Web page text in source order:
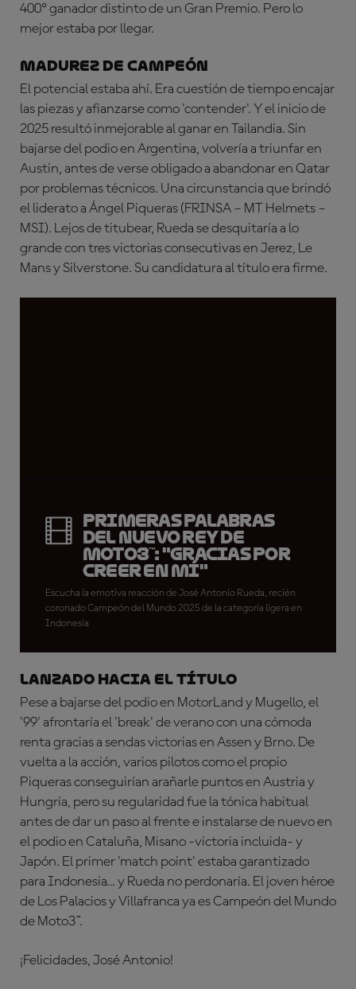
400º ganador distinto de un Gran Premio. Pero lo
mejor estaba por llegar.
MADUREZ DE CAMPEÓN
El potencial estaba ahí. Era cuestión de tiempo encajar
las piezas y afianzarse como 'contender'. Y el inicio de
2025 resultó inmejorable al ganar en Tailandia. Sin
bajarse del podio en Argentina, volvería a triunfar en
Austin, antes de verse obligado a abandonar en Qatar
por problemas técnicos. Una circunstancia que brindó
el liderato a Ángel Piqueras (FRINSA – MT Helmets –
MSI). Lejos de titubear, Rueda se desquitaría a lo
grande con tres victorias consecutivas en Jerez, Le
Mans y Silverstone. Su candidatura al título era firme.
Primeras palabras
del nuevo rey de
Moto3™: "Gracias por
creer en mí"
Escucha la emotiva reacción de José Antonio Rueda, recién
coronado Campeón del Mundo 2025 de la categoría ligera en
Indonesia
LANZADO HACIA EL TÍTULO
Pese a bajarse del podio en MotorLand y Mugello, el
'99' afrontaría el 'break' de verano con una cómoda
renta gracias a sendas victorias en Assen y Brno. De
vuelta a la acción, varios pilotos como el propio
Piqueras conseguirían arañarle puntos en Austria y
Hungría, pero su regularidad fue la tónica habitual
antes de dar un paso al frente e instalarse de nuevo en
el podio en Cataluña, Misano -victoria incluida- y
Japón. El primer 'match point' estaba garantizado
para Indonesia… y Rueda no perdonaría. El joven héroe
de Los Palacios y Villafranca ya es Campeón del Mundo
de Moto3™.
¡Felicidades, José Antonio!